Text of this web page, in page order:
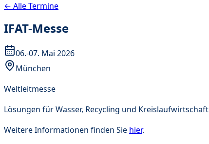
← Alle Termine
IFAT-Messe
06.-07. Mai 2026
München
Weltleitmesse
Lösungen für Wasser, Recycling und Kreislaufwirtschaft
Weitere Informationen finden Sie hier.